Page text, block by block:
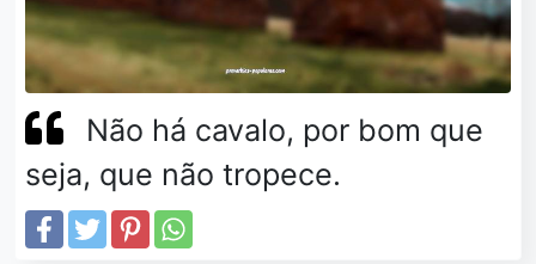
Não há cavalo, por bom que
seja, que não tropece.